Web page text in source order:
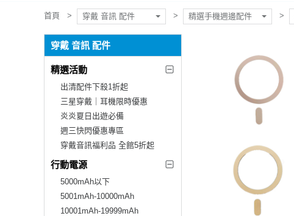
首頁 穿戴 音訊 配件 精選手機週邊配件
穿戴 音訊 配件
精選活動
出清配件下殺1折起
三星穿戴｜耳機限時優惠
炎炎夏日出遊必備
週三快閃優惠專區
穿戴音訊福利品 全館5折起
行動電源
5000mAh以下
5001mAh-10000mAh
10001mAh-19999mAh